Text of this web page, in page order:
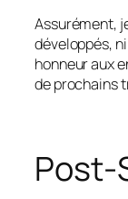
Assurément,
développés,
honneur aux
de prochains
Post-